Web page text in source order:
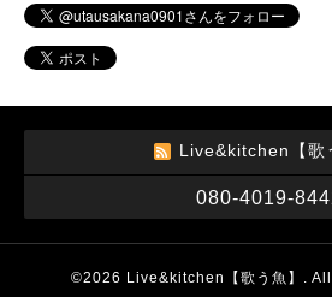
Live&kitchen【歌
080-4019-
©2026 Live&kitchen【歌う魚】 .